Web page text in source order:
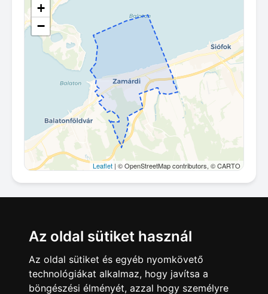
Az oldal sütiket használ
Az oldal sütiket és egyéb nyomkövető
technológiákat alkalmaz, hogy javítsa a
böngészési élményét, azzal hogy személyre
+
−
Leaflet | © OpenStreetMap contributors, © CARTO